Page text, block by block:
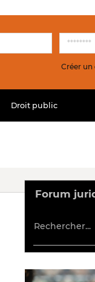
Créer
Droit public
Forum